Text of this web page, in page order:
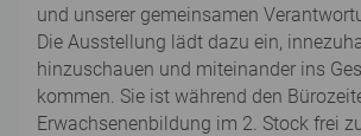
und unserer gemeinsamen
Die Ausstellung lädt dazu ein,
hinzuschauen und miteinander ins
kommen. Sie ist während den
Erwachsenenbildung im 2. Stock frei